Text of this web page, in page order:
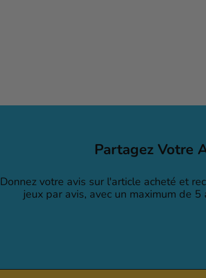
Partagez Votre
Donnez votre avis sur l'article acheté et
jeux par avis, avec un maximum de